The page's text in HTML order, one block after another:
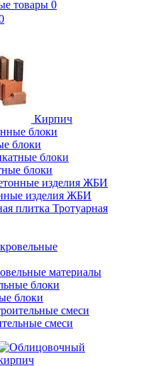
товары 0
Кирпич
блоки
блоки
изделия ЖБИ
Тротуарная
материалы
блоки
смеси